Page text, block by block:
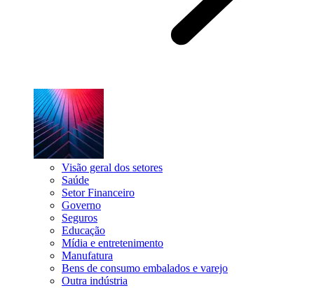
Visão geral dos setores
Saúde
Setor Financeiro
Governo
Seguros
Educação
Mídia e entretenimento
Manufatura
Bens de consumo embalados e varejo
Outra indústria